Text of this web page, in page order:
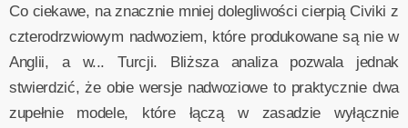
Co ciekawe, na znacznie mniej dolegliwości cierpią Civiki z
czterodrzwiowym nadwoziem, które produkowane są nie w
Anglii, a w... Turcji. Bliższa analiza pozwala jednak
stwierdzić, że obie wersje nadwoziowe to praktycznie dwa
zupełnie modele, które łączą w zasadzie wyłącznie